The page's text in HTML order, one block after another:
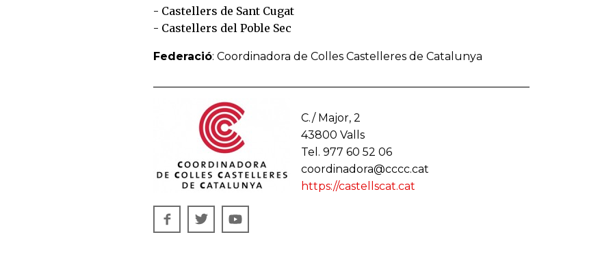
- Castellers de Sant Cugat
- Castellers del Poble Sec
Federació: Coordinadora de Colles Castelleres de Catalunya
C./ Major, 2
43800 Valls
Tel. 977 60 52 06
coordinadora@cccc.cat
https://castellscat.cat